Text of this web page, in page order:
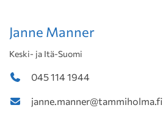
Janne Manner
Keski- ja Itä-Suomi
045 114 1944
janne.manner@tammiholma.fi